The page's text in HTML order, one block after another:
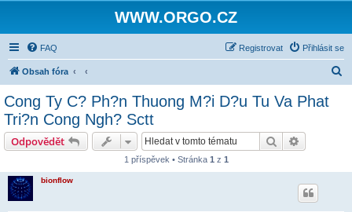
WWW.ORGO.CZ
FAQ Přihlásit se
Registrovat
Obsah fóra
Cong Ty C? Ph?n Thuong M?i D?u Tu Va Phat
Tri?n Cong Ngh? Sctt
Odpovědět Hledat
1 příspěvek • Stránka 1 z 1
bionflow